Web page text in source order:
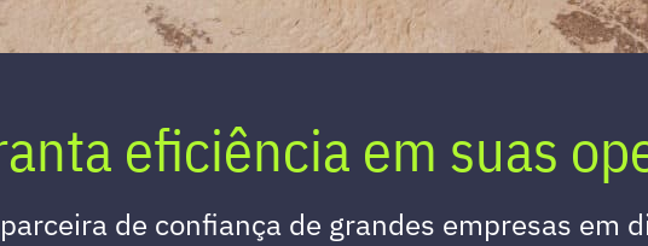
eficiência em suas
de confiança de grandes empresas em